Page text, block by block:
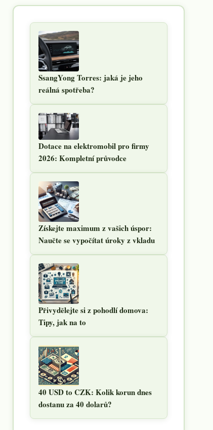
SsangYong Torres: jaká je jeho
reálná spotřeba?
Dotace na elektromobil pro firmy
2026: Kompletní průvodce
Získejte maximum z vašich úspor:
Naučte se vypočítat úroky z vkladu
Přivydělejte si z pohodlí domova:
Tipy, jak na to
40 USD to CZK: Kolik korun dnes
dostanu za 40 dolarů?